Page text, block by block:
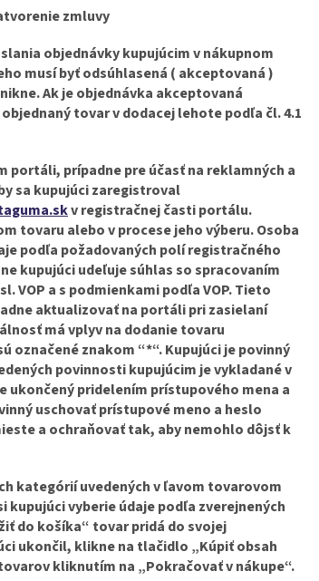
zmluvy
objednávky kupujúcim v nákupnom
musí byť odsúhlasená ( akceptovaná )
Ak je objednávka akceptovaná
tovar v dodacej lehote podľa čl. 4.1
portáli, prípadne pre účasť na reklamných a
sa kupujúci zaregistroval
v registračnej časti portálu.
tovaru alebo v procese jeho výberu. Osoba
podľa požadovaných polí registračného
kupujúci udeľuje súhlas so spracovaním
VOP a s podmienkami podľa VOP. Tieto
aktualizovať na portáli pri zasielaní
má vplyv na dodanie tovaru
znakom “*“. Kupujúci je povinný
povinnosti kupujúcim je vykladané v
ukončený pridelením prístupového mena a
uschovať prístupové meno a heslo
a ochraňovať tak, aby nemohlo dôjsť k
kategórií uvedených v ľavom tovarovom
vyberie údaje podľa zverejnených
do košíka“ tovar pridá do svojej
ukončil, klikne na tlačidlo „Kúpiť obsah
kliknutím na „Pokračovať v nákupe“.